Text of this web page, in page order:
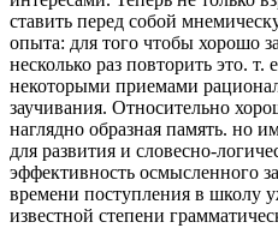
ставить перед собой
опыта: для того чтобы хорошо
несколько раз повторить это. т.
некоторыми приемами
заучивания. Относительно
наглядно образная память. но
для развития и словесно-
эффективность осмысленного
времени поступления в школу
известной степени